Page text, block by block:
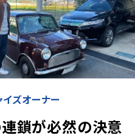
ズオーナー
鎖が必然の決意